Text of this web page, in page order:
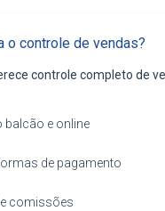
o controle de vendas?
controle completo de
balcão e online
de pagamento
comissões